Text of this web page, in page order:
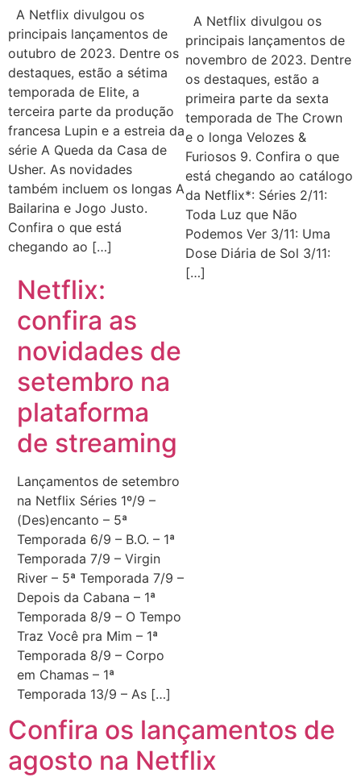
A Netflix divulgou os
principais lançamentos de
novembro de 2023. Dentre
os destaques, estão a
primeira parte da sexta
temporada de The Crown
e o longa Velozes &
Furiosos 9. Confira o que
está chegando ao catálogo
da Netflix*: Séries 2/11:
Toda Luz que Não
Podemos Ver 3/11: Uma
Dose Diária de Sol 3/11:
[…]
A Netflix divulgou os
principais lançamentos de
outubro de 2023. Dentre os
destaques, estão a sétima
temporada de Elite, a
terceira parte da produção
francesa Lupin e a estreia da
série A Queda da Casa de
Usher. As novidades
também incluem os longas A
Bailarina e Jogo Justo.
Confira o que está
chegando ao […]
Netflix:
confira as
novidades de
setembro na
plataforma
de streaming
Lançamentos de setembro
na Netflix Séries 1º/9 –
(Des)encanto – 5ª
Temporada 6/9 – B.O. – 1ª
Temporada 7/9 – Virgin
River – 5ª Temporada 7/9 –
Depois da Cabana – 1ª
Temporada 8/9 – O Tempo
Traz Você pra Mim – 1ª
Temporada 8/9 – Corpo
em Chamas – 1ª
Temporada 13/9 – As […]
Confira os lançamentos de
agosto na Netflix